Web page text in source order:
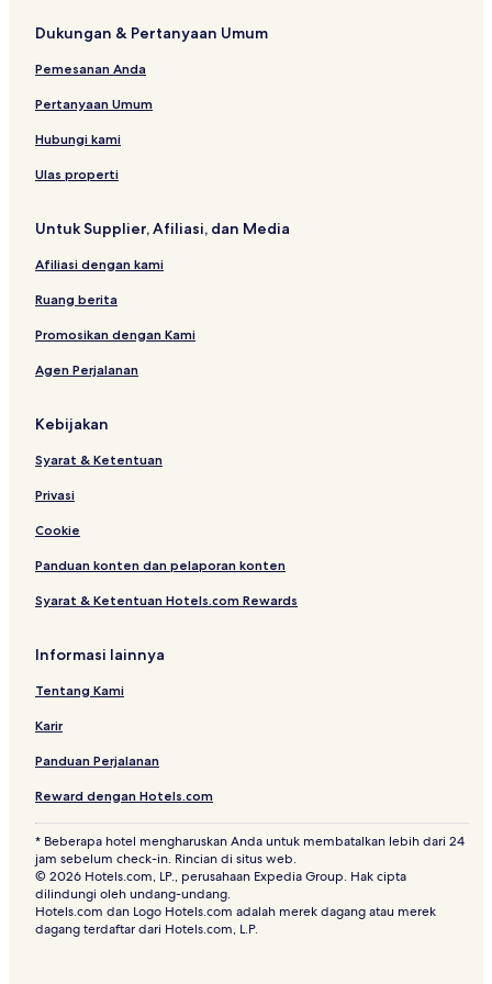
e
r
o
o
m
e
t
p
i
n
o
n
e
H
u
s
e
e
e
v
e
n
u
s
Dukungan & Pertanyaan Umum
Pemesanan Anda
Pertanyaan Umum
Hubungi kami
Ulas properti
Untuk Supplier, Afiliasi, dan Media
Afiliasi dengan kami
Ruang berita
Promosikan dengan Kami
Agen Perjalanan
Kebijakan
Syarat & Ketentuan
Privasi
Cookie
Panduan konten dan pelaporan konten
Syarat & Ketentuan Hotels.com Rewards
Informasi lainnya
Tentang Kami
Karir
Panduan Perjalanan
Reward dengan Hotels.com
* Beberapa hotel mengharuskan Anda untuk membatalkan lebih dari 24
jam sebelum check-in. Rincian di situs web.
© 2026 Hotels.com, LP., perusahaan Expedia Group. Hak cipta
dilindungi oleh undang-undang.
Hotels.com dan Logo Hotels.com adalah merek dagang atau merek
dagang terdaftar dari Hotels.com, L.P.